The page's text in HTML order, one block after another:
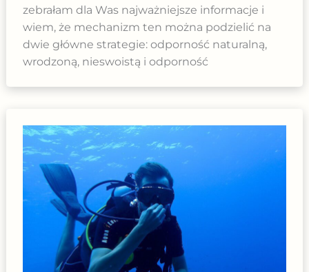
zebrałam dla Was najważniejsze informacje i
wiem, że mechanizm ten można podzielić na
dwie główne strategie: odporność naturalną,
wrodzoną, nieswoistą i odporność